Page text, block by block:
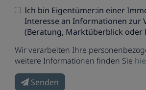
Ich bin Eigentümer:in einer
Interesse an Informationen zur
(Beratung, Marktüberblick oder
Wir verarbeiten Ihre
weitere Informationen finden Sie
Senden